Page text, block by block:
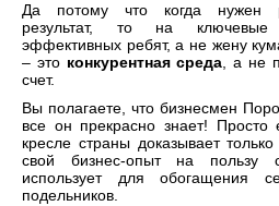
Да потому что когда нужен
результат, то на ключевые
эффективных ребят, а не жену
– это конкурентная среда, а не
счет.
Вы полагаете, что бизнесмен
все он прекрасно знает! Просто
кресле страны доказывает
свой бизнес-опыт на пользу
использует для обогащения
подельников.